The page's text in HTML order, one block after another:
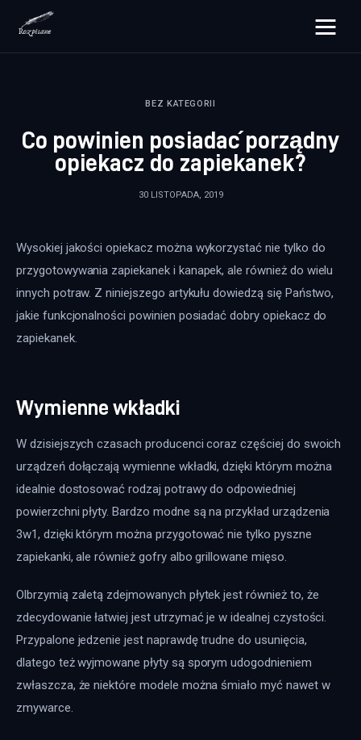
rozpisane.pl
Zdrowie
Więcej
BEZ KATEGORII
Co powinien posiadać porządny
opiekacz do zapiekanek?
30 LISTOPADA, 2019
Wysokiej jakości opiekacz można wykorzystać nie tylko do
przygotowywania zapiekanek i kanapek, ale również do wielu
innych potraw. Z niniejszego artykułu dowiedzą się Państwo,
jakie funkcjonalności powinien posiadać dobry opiekacz do
zapiekanek.
Wymienne wkładki
W dzisiejszych czasach producenci coraz częściej do swoich
urządzeń dołączają wymienne wkładki, dzięki którym można
idealnie dostosować rodzaj potrawy do odpowiedniej
powierzchni płyty. Bardzo modne są na przykład urządzenia
3w1, dzięki którym można przygotować nie tylko pyszne
zapiekanki, ale również gofry albo grillowane mięso.
Olbrzymią zaletą zdejmowanych płytek jest również to, że
zdecydowanie łatwiej jest utrzymać je w idealnej czystości.
Przypalone jedzenie jest naprawdę trudne do usunięcia,
dlatego też wyjmowane płyty są sporym udogodnieniem
zwłaszcza, że niektóre modele można śmiało myć nawet w
zmywarce.